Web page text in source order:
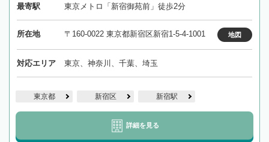
最寄駅 東京メトロ「新宿御苑前」徒歩2分
所在地 〒160-0022 東京都新宿区新宿1-5-4-1001 地図
対応エリア 東京、神奈川、千葉、埼玉
東京都 新宿区 新宿駅
詳細を見る